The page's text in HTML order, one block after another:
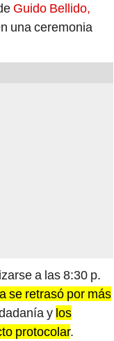
Guido Bellido,
una ceremonia
a las 8:30 p.
se retrasó por más
y los
protocolar.